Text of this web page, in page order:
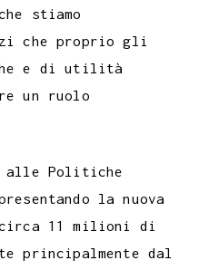
stiamo
che proprio gli
e di utilità
un ruolo
alle Politiche
la nuova
11 milioni di
principalmente dal